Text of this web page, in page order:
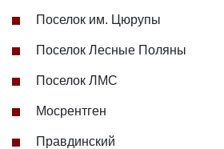
Поселок им. Цюрупы
Поселок Лесные Поляны
Поселок ЛМС
Мосрентген
Правдинский